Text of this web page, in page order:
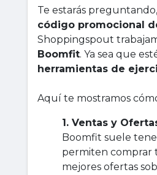
Te estarás
código promocional
Shoppingspout
Boomfit. Ya sea que
herramientas de
Aquí te mostramos
1. Ventas y
Boomfit suele
permiten comprar
mejores ofertas